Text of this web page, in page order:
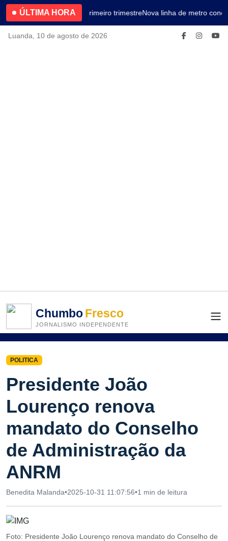
ÚLTIMA HORA4.2% no primeiro trimestreNova linha de metro
Luanda, 10 de agosto de 2026
ChumboFresco
JORNALISMO INDEPENDENTE
POLITICA
Presidente João
Lourenço renova
mandato do Conselho
de Administração da
ANRM
Benedita Malanda•2025-10-31 11:07:56•1 min de leitura
Foto: Presidente João Lourenço renova mandato do Conselho de